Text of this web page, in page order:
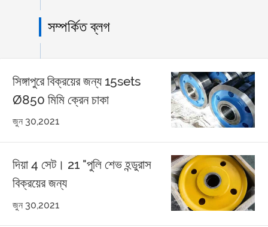
সম্পর্কিত ব্লগ
সিঙ্গাপুরে বিক্রয়ের জন্য 15sets
Ø850 মিমি ক্রেন চাকা
জুন 30,2021
দিয়া 4 সেট। 21 "পুলি শেভ হন্ডুরাস
বিক্রয়ের জন্য
জুন 30,2021